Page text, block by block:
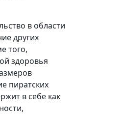
в области
других
того,
здоровья
пиратских
в себе как